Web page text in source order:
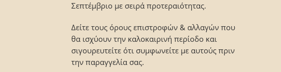
Σεπτέμβριο με σειρά προτεραιότητας.
Δείτε τους όρους επιστροφών & αλλαγών που
θα ισχύουν την καλοκαιρινή περίοδο και
σιγουρευτείτε ότι συμφωνείτε με αυτούς πριν
την παραγγελία σας.